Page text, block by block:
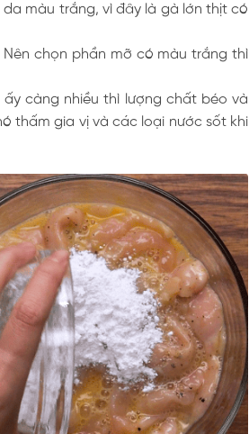
màu trắng, vì đây là gà lớn thịt có
chọn phần mỡ có màu trắng thì
càng nhiều thì lượng chất béo và
thấm gia vị và các loại nước sốt khi